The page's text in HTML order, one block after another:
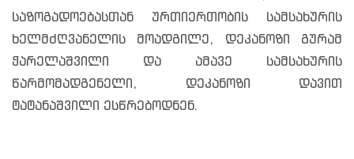
საზოგადოებასთან ურთიერთობის სამსახურის
ხელმძღვანელის მოადგილე, დეკანოზი გურამ
ჭარელაშვილი და ამავე სამსახურის
წარმომადგენელი, დეკანოზი დავით
ტატანაშვილი ესწრებოდნენ.